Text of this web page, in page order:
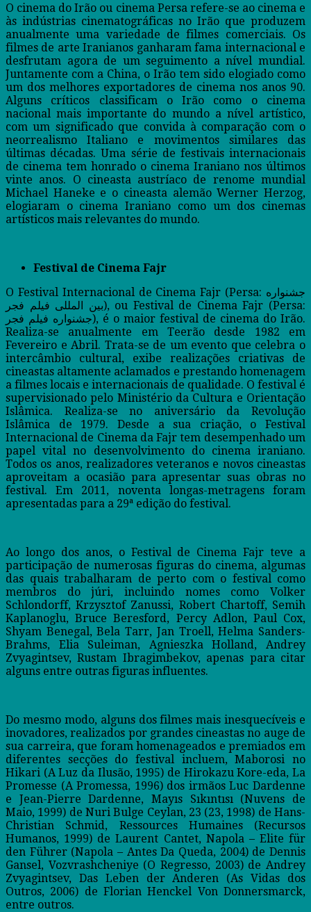
O cinema do Irão ou cinema Persa refere-se ao cinema e
às indústrias cinematográficas no Irão que produzem
anualmente uma variedade de filmes comerciais. Os
filmes de arte Iranianos ganharam fama internacional e
desfrutam agora de um seguimento a nível mundial.
Juntamente com a China, o Irão tem sido elogiado como
um dos melhores exportadores de cinema nos anos 90.
Alguns críticos classificam o Irão como o cinema
nacional mais importante do mundo a nível artístico,
com um significado que convida à comparação com o
neorrealismo Italiano e movimentos similares das
últimas décadas. Uma série de festivais internacionais
de cinema tem honrado o cinema Iraniano nos últimos
vinte anos. O cineasta austríaco de renome mundial
Michael Haneke e o cineasta alemão Werner Herzog,
elogiaram o cinema Iraniano como um dos cinemas
artísticos mais relevantes do mundo.
Festival de Cinema Fajr
O Festival Internacional de Cinema Fajr (Persa: جشنواره
بین المللی فیلم فجر), ou Festival de Cinema Fajr (Persa:
جشنواره فیلم فجر), é o maior festival de cinema do Irão.
Realiza-se anualmente em Teerão desde 1982 em
Fevereiro e Abril. Trata-se de um evento que celebra o
intercâmbio cultural, exibe realizações criativas de
cineastas altamente aclamados e prestando homenagem
a filmes locais e internacionais de qualidade. O festival é
supervisionado pelo Ministério da Cultura e Orientação
Islâmica. Realiza-se no aniversário da Revolução
Islâmica de 1979. Desde a sua criação, o Festival
Internacional de Cinema da Fajr tem desempenhado um
papel vital no desenvolvimento do cinema iraniano.
Todos os anos, realizadores veteranos e novos cineastas
aproveitam a ocasião para apresentar suas obras no
festival. Em 2011, noventa longas-metragens foram
apresentadas para a 29ª edição do festival.
Ao longo dos anos, o Festival de Cinema Fajr teve a
participação de numerosas figuras do cinema, algumas
das quais trabalharam de perto com o festival como
membros do júri, incluindo nomes como Volker
Schlondorff, Krzysztof Zanussi, Robert Chartoff, Semih
Kaplanoglu, Bruce Beresford, Percy Adlon, Paul Cox,
Shyam Benegal, Bela Tarr, Jan Troell, Helma Sanders-
Brahms, Elia Suleiman, Agnieszka Holland, Andrey
Zvyagintsev, Rustam Ibragimbekov, apenas para citar
alguns entre outras figuras influentes.
Do mesmo modo, alguns dos filmes mais inesquecíveis e
inovadores, realizados por grandes cineastas no auge de
sua carreira, que foram homenageados e premiados em
diferentes secções do festival incluem, Maborosi no
Hikari (A Luz da Ilusão, 1995) de Hirokazu Kore-eda, La
Promesse (A Promessa, 1996) dos irmãos Luc Dardenne
e Jean-Pierre Dardenne, Mayıs Sıkıntısı (Nuvens de
Maio, 1999) de Nuri Bulge Ceylan, 23 (23, 1998) de Hans-
Christian Schmid, Ressources Humaines (Recursos
Humanos, 1999) de Laurent Cantet, Napola – Elite für
den Führer (Napola – Antes Da Queda, 2004) de Dennis
Gansel, Vozvrashcheniye (O Regresso, 2003) de Andrey
Zvyagintsev, Das Leben der Anderen (As Vidas dos
Outros, 2006) de Florian Henckel Von Donnersmarck,
entre outros.